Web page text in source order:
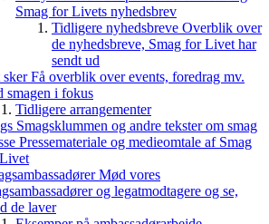
Smag for Livets nyhedsbrev
Tidligere nyhedsbreve Overblik over
de nyhedsbreve, Smag for Livet har
sendt ud
skerFå overblik over events, foredrag mv.
smagen i fokus
Tidligere arrangementer
Smagsklummen og andre tekster om smag
Pressemateriale og medieomtale af Smag
Mød vores
og legatmodtagere og se,
de laver